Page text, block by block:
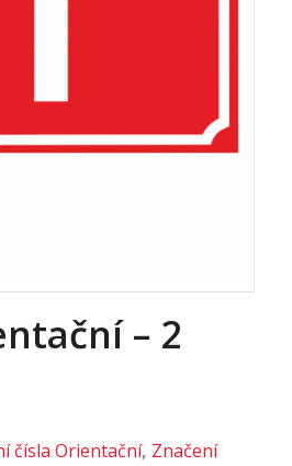
– 2
čísla Orientační, Značení